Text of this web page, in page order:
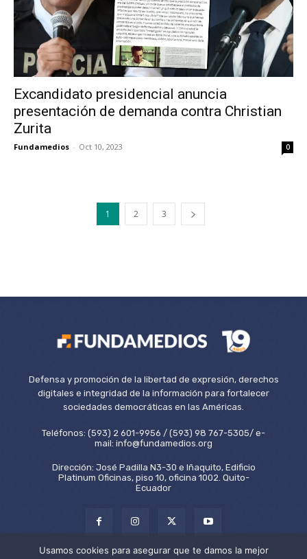
Excandidato presidencial anuncia
presentación de demanda contra Christian
Zurita
Fundamedios - Oct 10, 2023 0
1 2 3
Defensa y promoción de la libertad de expresión, derechos
digitales e integridad de la información para fortalecer
sociedades democráticas en las Américas.
Teléfonos: (593) 2 601-9956 / (593) 98 767-5305/ e-
mail: info@fundamedios.org
Dirección: José Padilla N3-30 e Iñaquito, Edificio
Platinum Oficinas, piso 10, oficina 1002. Quito-
Ecuador
Usamos cookies para asegurar que te damos la mejor